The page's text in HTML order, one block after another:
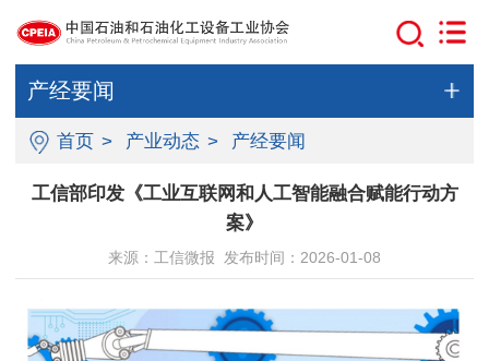
产经要闻
首页 > 产业动态 > 产经要闻
工信部印发《工业互联网和人工智能融合赋能行动方
案》
来源：工信微报 发布时间：2026-01-08